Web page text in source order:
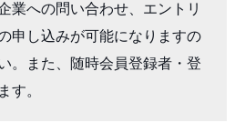
業への問い合わせ、エントリ
申し込みが可能になりますの
。また、随時会員登録者・登
す。